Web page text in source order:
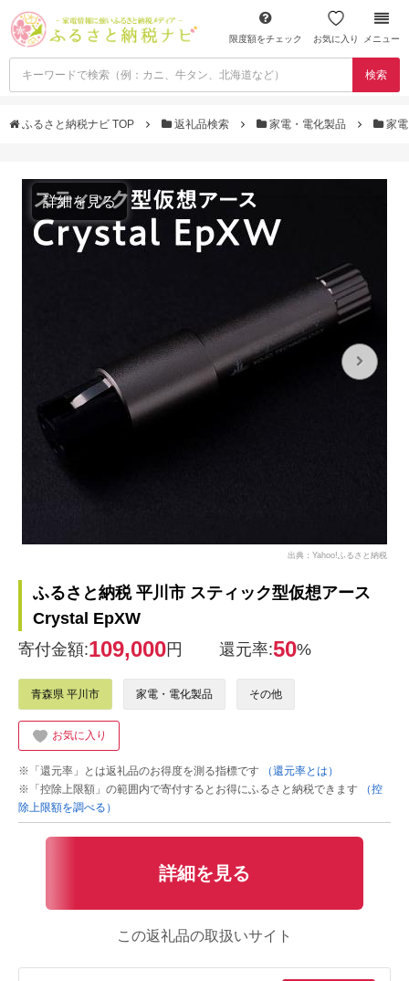
限度額をチェック お気に入り メニュー
検索
ふるさと納税ナビ TOP 返礼品検索 家電・電化製品 家電
詳細を見る
出典：Yahoo!ふるさと納税
ふるさと納税 平川市 スティック型仮想アース
Crystal EpXW
寄付金額:109,000円 還元率:50%
青森県 平川市 家電・電化製品 その他
お気に入り
※「還元率」とは返礼品のお得度を測る指標です
（還元率とは）
※「控除上限額」の範囲内で寄付するとお得にふるさと納税できます
（控
除上限額を調べる）
詳細を見る
この返礼品の取扱いサイト